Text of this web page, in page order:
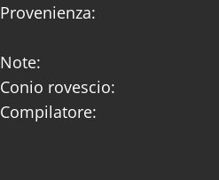
Provenienza:
Note:
Conio rovescio:
Compilatore: